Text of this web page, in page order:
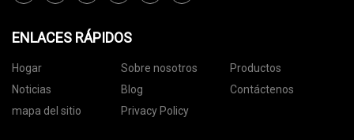
ENLACES RÁPIDOS
Hogar Sobre nosotros
Productos
Noticias
Blog
Contáctenos
mapa del sitio
Privacy Policy